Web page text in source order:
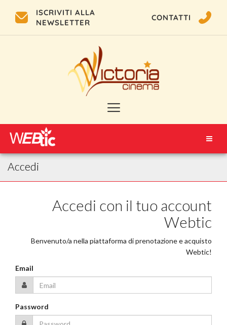
ISCRIVITI ALLA
NEWSLETTER
CONTATTI